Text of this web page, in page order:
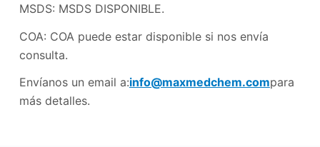
MSDS: MSDS DISPONIBLE.
COA: COA puede estar disponible si nos envía
consulta.
Envíanos un email a:info@maxmedchem.compara
más detalles.